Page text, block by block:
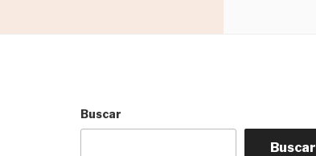
Buscar
Buscar